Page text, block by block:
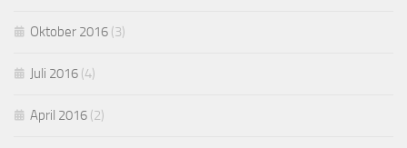
Oktober 2016 (3)
Juli 2016 (4)
April 2016 (2)